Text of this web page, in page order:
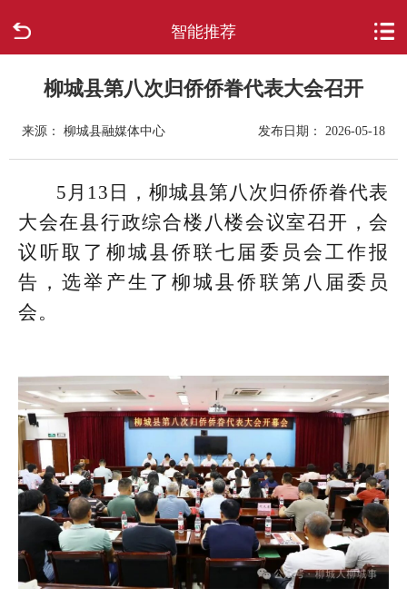
智能推荐
走进柳城
新闻中心
政府信息公开
网上办事
互动回应
柳城县第八次归侨侨眷代表大会召开
来源： 柳城县融媒体中心 发布日期： 2026-05-18
5月13日，柳城县第八次归侨侨眷代表
大会在县行政综合楼八楼会议室召开，会
议听取了柳城县侨联七届委员会工作报
告，选举产生了柳城县侨联第八届委员
会。